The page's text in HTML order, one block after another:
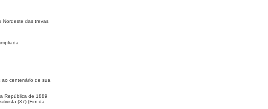
Nordeste das trevas
ao centenário de sua
República de 1889
(37) (Fim da